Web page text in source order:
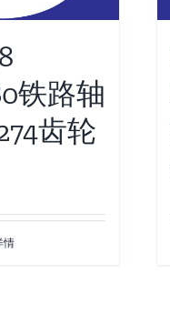
铁路轴
齿轮
情